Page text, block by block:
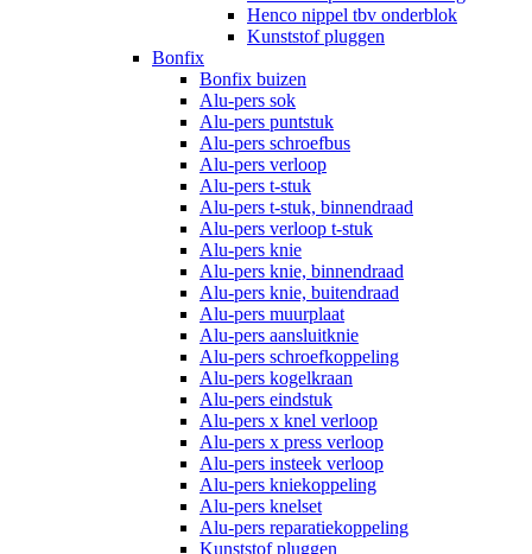
Henco nippel tbv onderblok
Kunststof pluggen
Bonfix
Bonfix buizen
Alu-pers sok
Alu-pers puntstuk
Alu-pers schroefbus
Alu-pers verloop
Alu-pers t-stuk
Alu-pers t-stuk, binnendraad
Alu-pers verloop t-stuk
Alu-pers knie
Alu-pers knie, binnendraad
Alu-pers knie, buitendraad
Alu-pers muurplaat
Alu-pers aansluitknie
Alu-pers schroefkoppeling
Alu-pers kogelkraan
Alu-pers eindstuk
Alu-pers x knel verloop
Alu-pers x press verloop
Alu-pers insteek verloop
Alu-pers kniekoppeling
Alu-pers knelset
Alu-pers reparatiekoppeling
Kunststof pluggen